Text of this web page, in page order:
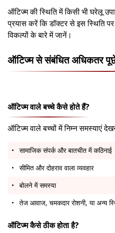
ऑटिज्म की स्थिति में किसी भी घरेलू
प्रयास करें कि डॉक्टर से इस स्थिति
विकल्पों के बारे में जानें।
ऑटिज्म से संबंधित अधिकतर
ऑटिज्म वाले बच्चे कैसे होते हैं?
ऑटिज्म वाले बच्चों में निम्न समस्याएं
सामाजिक संपर्क और बातचीत में कठिनाई
सीमित और दोहराव वाला व्यवहार
बोलने में समस्या
तेज आवाज, चमकदार रोशनी, या अन्य
ऑटिज्म कैसे ठीक होता है?